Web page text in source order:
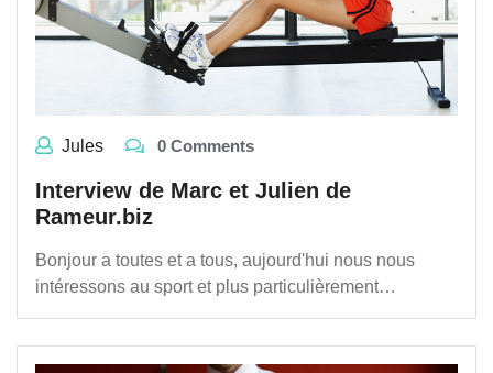
Jules 0 Comments
Interview de Marc et Julien de
Rameur.biz
Bonjour a toutes et a tous, aujourd'hui nous nous
intéressons au sport et plus particulièrement…